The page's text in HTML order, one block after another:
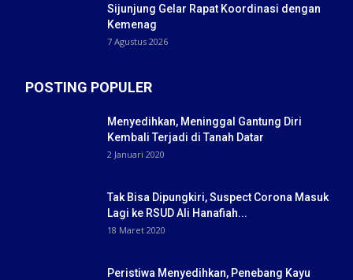
Sijunjung Gelar Rapat Koordinasi dengan
Kemenag
7 Agustus 2026
POSTING POPULER
Menyedihkan, Meninggal Gantung Diri
Kembali Terjadi di Tanah Datar
2 Januari 2020
Tak Bisa Dipungkiri, Suspect Corona Masuk
Lagi ke RSUD Ali Hanafiah...
18 Maret 2020
Peristiwa Menyedihkan, Penebang Kayu